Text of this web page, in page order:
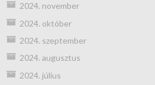
2024. november
2024. október
2024. szeptember
2024. augusztus
2024. július